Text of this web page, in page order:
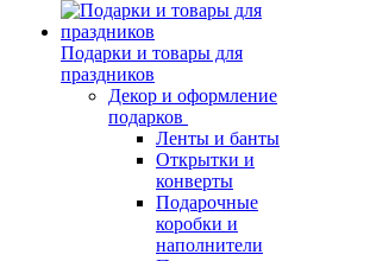
Подарки и товары для
праздников
Декор и оформление
подарков
Ленты и банты
Открытки и
конверты
Подарочные
коробки и
наполнители